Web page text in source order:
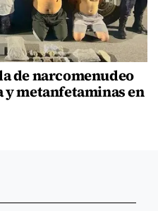
de narcomenudeo
y metanfetaminas en